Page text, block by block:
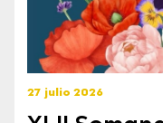
27 julio 2026